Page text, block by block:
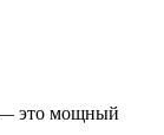
— это мощный